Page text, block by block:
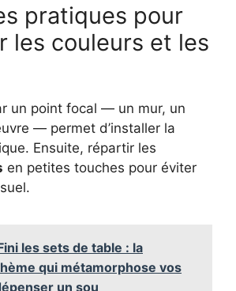
pratiques pour
les couleurs et les
un point focal — un mur, un
— permet d’installer la
Ensuite, répartir les
en petites touches pour éviter
les sets de table : la
qui métamorphose vos
un sou